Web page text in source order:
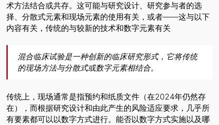
术方法结合或共存。这可能与研究设计、研究参与者的选
择、分散式元素和现场元素的使用有关，或者——这与以下
内容有关，传统的与较新的技术和数字元素有关
混合临床试验是一种创新的临床研究形式，它将传统
的现场方法与分散式或数字元素相结合。
传统上，现场通常是指预约和纸质文件（在2024年仍然存
在），而根据研究设计和由此产生的风险适应要求，几乎所
有要素都可以以数字方式进行。能否以数字方式实施以及哪